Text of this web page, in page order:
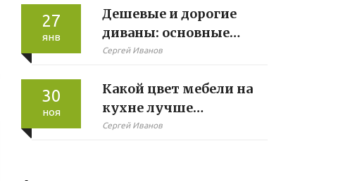
27
янв
Дешевые и дорогие
диваны: основные
различия и
Сергей Иванов
30
ноя
Какой цвет мебели на
кухне лучше
скрывает
Сергей Иванов